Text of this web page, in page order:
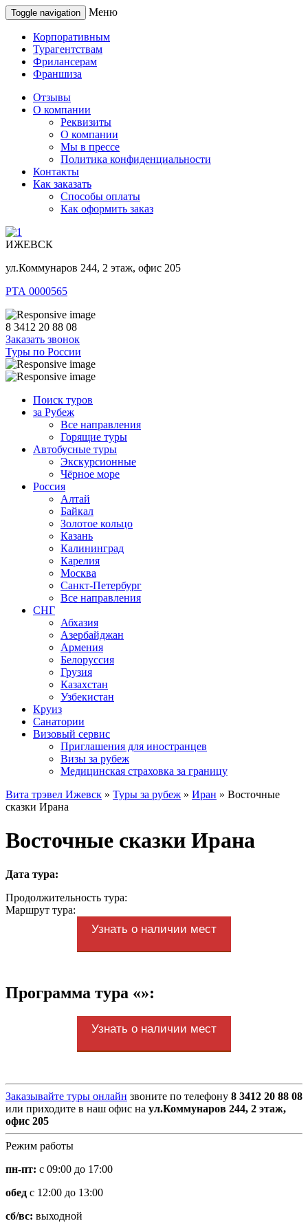
Toggle navigation Меню
Корпоративным
Турагентствам
Фрилансерам
Франшиза
Отзывы
О компании
Реквизиты
О компании
Мы в прессе
Политика конфиденциальности
Контакты
Как заказать
Способы оплаты
Как оформить заказ
ИЖЕВСК
ул.Коммунаров 244, 2 этаж, офис 205
РТА 0000565
8 3412 20 88 08
Заказать звонок
Туры по России
Поиск туров
за Рубеж
Все направления
Горящие туры
Автобусные туры
Экскурсионные
Чёрное море
Россия
Алтай
Байкал
Золотое кольцо
Казань
Калининград
Карелия
Москва
Санкт-Петербург
Все направления
СНГ
Абхазия
Азербайджан
Армения
Белоруссия
Грузия
Казахстан
Узбекистан
Круиз
Санатории
Визовый сервис
Приглашения для иностранцев
Визы за рубеж
Медицинская страховка за границу
Вита трэвел Ижевск » Туры за рубеж » Иран » Восточные
сказки Ирана
Восточные сказки Ирана
Дата тура:
Продолжительность тура:
Маршрут тура:
Узнать о наличии мест
Программа тура «»:
Узнать о наличии мест
Заказывайте туры онлайн звоните по телефону 8 3412 20 88 08
или приходите в наш офис на ул.Коммунаров 244, 2 этаж,
офис 205
Режим работы
пн-пт: с 09:00 до 17:00
обед с 12:00 до 13:00
сб/вс: выходной